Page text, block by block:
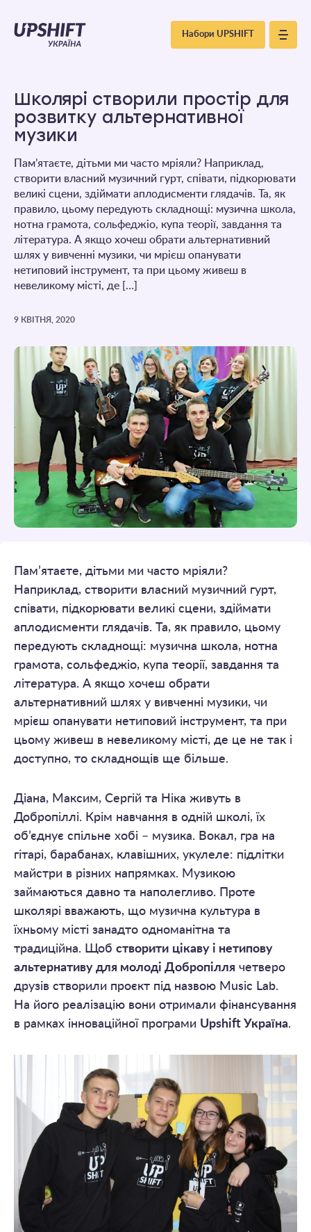
Upshift
Україна
Набори UPSHIFT
Школярі створили простір для
розвитку альтернативної
музики
Пам’ятаєте, дітьми ми часто мріяли? Наприклад,
створити власний музичний гурт, співати, підкорювати
великі сцени, здіймати аплодисменти глядачів. Та, як
правило, цьому передують складнощі: музична школа,
нотна грамота, сольфеджіо, купа теорії, завдання та
література. А якщо хочеш обрати альтернативний
шлях у вивченні музики, чи мрієш опанувати
нетиповий інструмент, та при цьому живеш в
невеликому місті, де […]
9 КВІТНЯ, 2020
Пам’ятаєте, дітьми ми часто мріяли?
Наприклад, створити власний музичний гурт,
співати, підкорювати великі сцени, здіймати
аплодисменти глядачів. Та, як правило, цьому
передують складнощі: музична школа, нотна
грамота, сольфеджіо, купа теорії, завдання та
література. А якщо хочеш обрати
альтернативний шлях у вивченні музики, чи
мрієш опанувати нетиповий інструмент, та при
цьому живеш в невеликому місті, де це не так і
доступно, то складнощів ще більше.
Діана, Максим, Сергій та Ніка живуть в
Добропіллі. Крім навчання в одній школі, їх
об’єднує спільне хобі – музика. Вокал, гра на
гітарі, барабанах, клавішних, укулеле: підлітки
майстри в різних напрямках. Музикою
займаються давно та наполегливо. Проте
школярі вважають, що музична культура в
їхньому місті занадто одноманітна та
традиційна. Щоб створити цікаву і нетипову
альтернативу для молоді Добропілля четверо
друзів створили проєкт під назвою Music Lab.
На його реалізацію вони отримали фінансування
в рамках інноваційної програми Upshift Україна.